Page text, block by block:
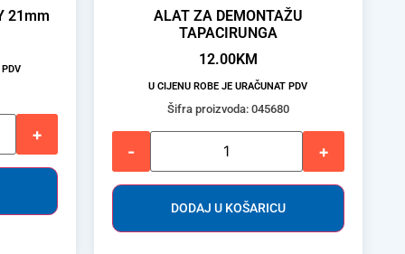
21mm
+
ALAT ZA DEMONTAŽU
TAPACIRUNGA
12.00KM
U CIJENU ROBE JE URAČUNAT PDV
Šifra proizvoda: 045680
- +
DODAJ U KOŠARICU